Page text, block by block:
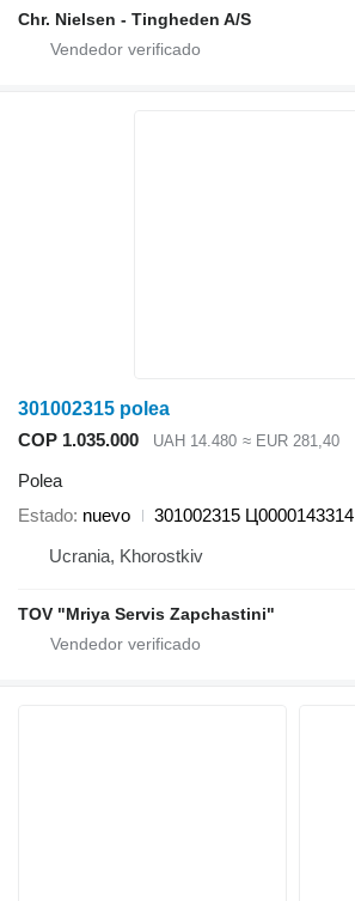
Chr. Nielsen - Tingheden A/S
301002315 polea
COP 1.035.000
UAH 14.480 ≈ EUR 281,40
Polea
Estado nuevo
301002315 Ц0000143314
Ucrania, Khorostkiv
TOV "Mriya Servis Zapchastini"